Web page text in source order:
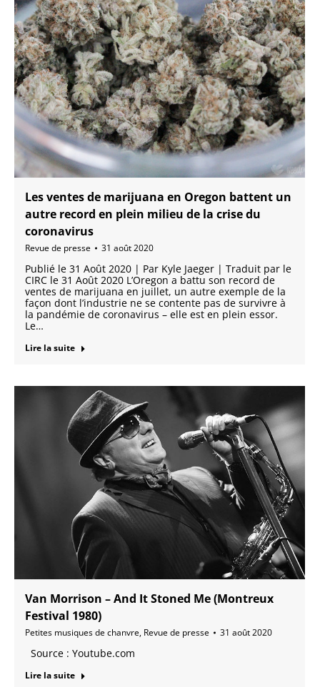
Les ventes de marijuana en Oregon battent un
autre record en plein milieu de la crise du
coronavirus
Revue de presse 31 août 2020
Publié le 31 Août 2020 | Par Kyle Jaeger | Traduit par le
CIRC le 31 Août 2020 L’Oregon a battu son record de
ventes de marijuana en juillet, un autre exemple de la
façon dont l’industrie ne se contente pas de survivre à
la pandémie de coronavirus – elle est en plein essor.
Le…
Lire la suite
Van Morrison – And It Stoned Me (Montreux
Festival 1980)
Petites musiques de chanvre, Revue de presse 31 août 2020
Source : Youtube.com
Lire la suite